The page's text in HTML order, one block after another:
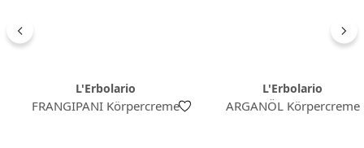
L'Erbolario
FRANGIPANI Körpercreme
L'Erbolario
ARGANÖL Körpercreme